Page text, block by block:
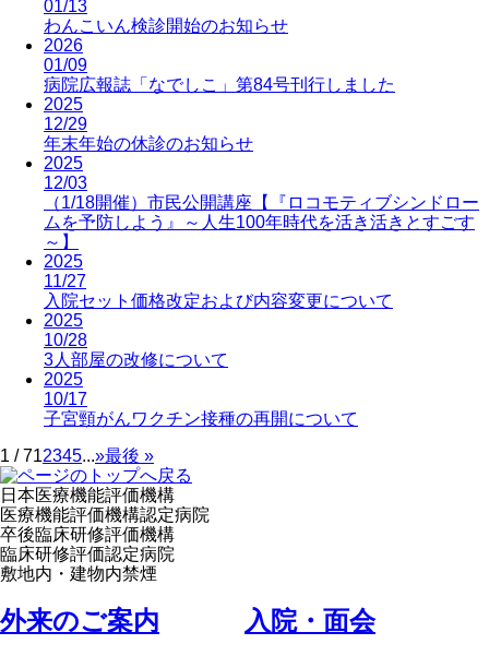
01/13
わんこいん検診開始のお知らせ
2026
01/09
病院広報誌「なでしこ」第84号刊行しました
2025
12/29
年末年始の休診のお知らせ
2025
12/03
（1/18開催）市民公開講座【『ロコモティブシンドロー
ムを予防しよう』～人生100年時代を活き活きとすごす
～】
2025
11/27
入院セット価格改定および内容変更について
2025
10/28
3人部屋の改修について
2025
10/17
子宮頸がんワクチン接種の再開について
1 / 712345...»最後 »
日本医療機能評価機構
医療機能評価機構認定病院
卒後臨床研修評価機構
臨床研修評価認定病院
敷地内・建物内禁煙
外来のご案内 ⼊院・⾯会